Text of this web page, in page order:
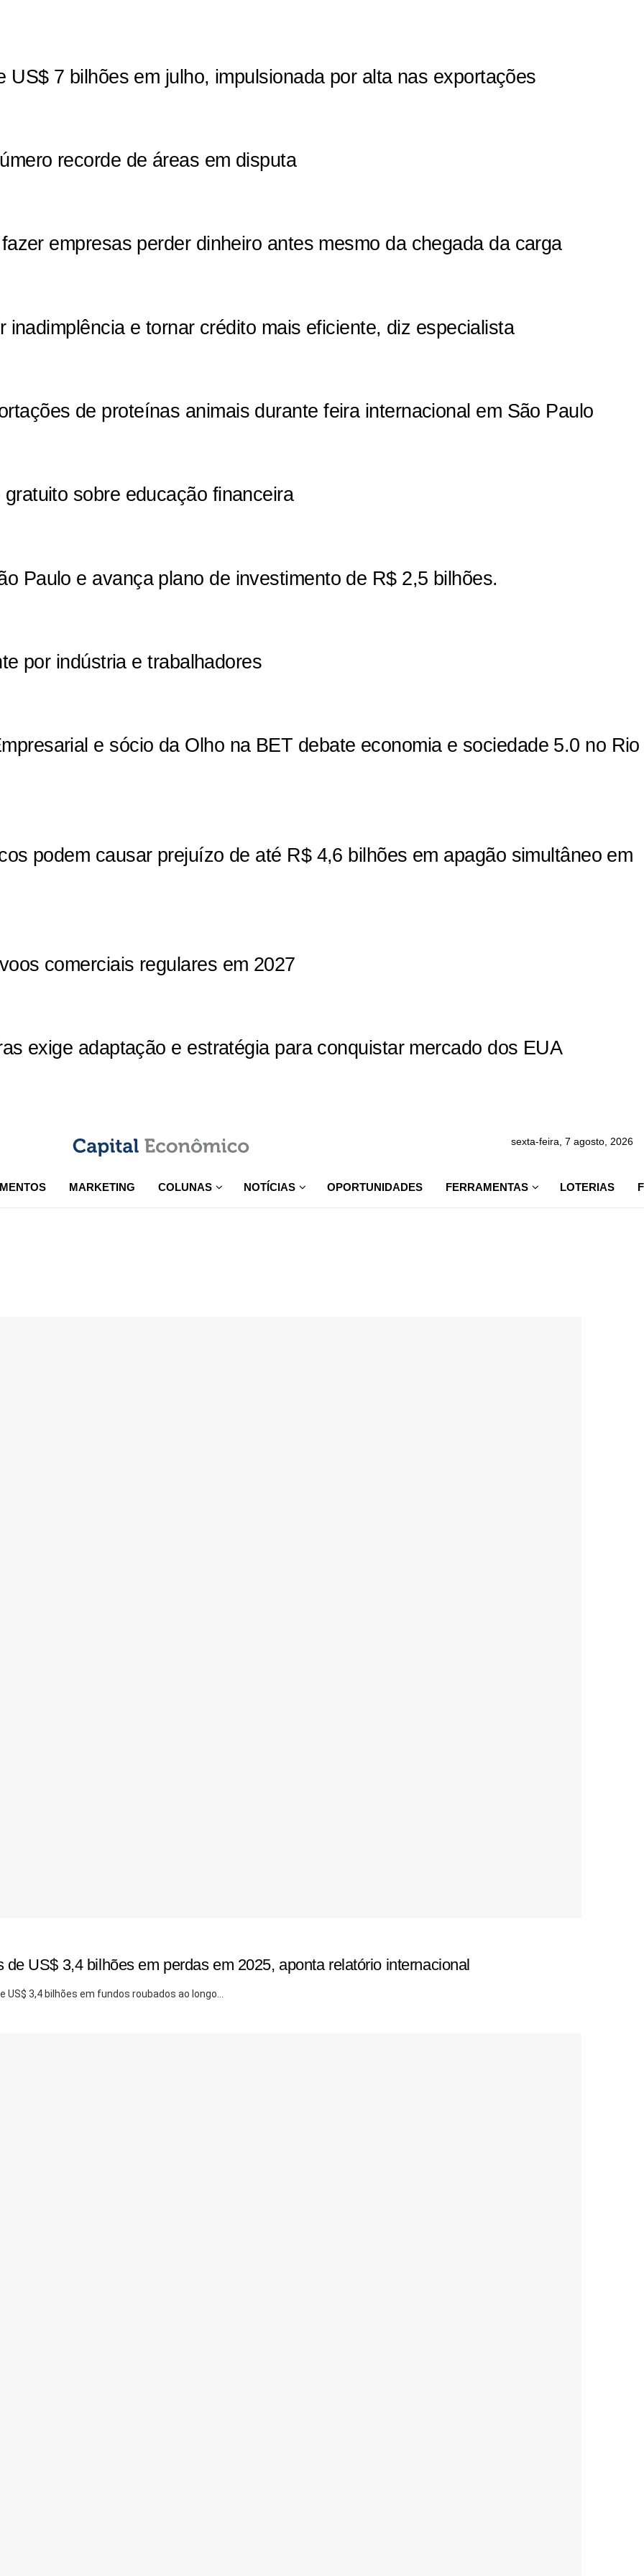
US$ 7 bilhões em julho, impulsionada por alta nas exportações
recorde de áreas em disputa
empresas perder dinheiro antes mesmo da chegada da carga
inadimplência e tornar crédito mais eficiente, diz especialista
de proteínas animais durante feira internacional em São Paulo
sobre educação financeira
Paulo e avança plano de investimento de R$ 2,5 bilhões.
por indústria e trabalhadores
e sócio da Olho na BET debate economia e sociedade 5.0 no Rio
podem causar prejuízo de até R$ 4,6 bilhões em apagão simultâneo em
comerciais regulares em 2027
exige adaptação e estratégia para conquistar mercado dos EUA
sexta-feira, 7 agosto, 2026
MARKETING COLUNAS NOTÍCIAS OPORTUNIDADES FERRAMENTAS LOTERIAS
US$ 3,4 bilhões em perdas em 2025, aponta relatório internacional
3,4 bilhões em fundos roubados ao longo...